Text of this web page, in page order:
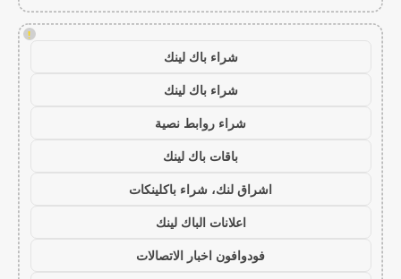
!
شراء باك لينك
شراء باك لينك
شراء روابط نصية
باقات باك لينك
اشراق لنك، شراء باكلينكات
اعلانات الباك لينك
فودوافون اخبار الاتصالات